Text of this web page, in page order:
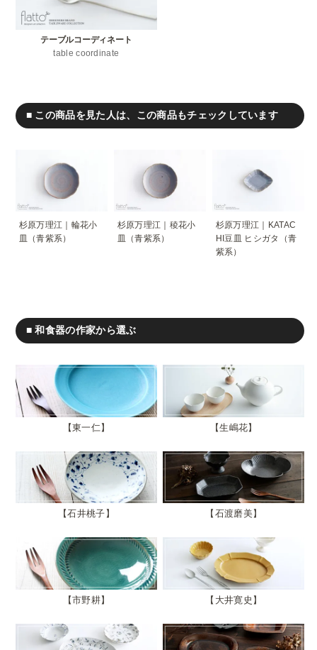
テーブルコーディネート
table coordinate
■ この商品を見た人は、この商品もチェックしています
杉原万理江｜輪花小
皿（青紫系）
杉原万理江｜稜花小
皿（青紫系）
杉原万理江｜KATAC
HI豆皿 ヒシガタ（青
紫系）
■ 和食器の作家から選ぶ
東一仁 生嶋花
石井桃子 石渡磨美
市野耕 大井寛史